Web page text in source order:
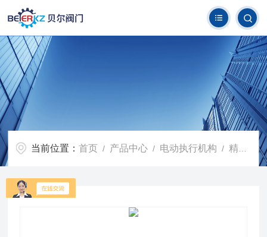
当前位置：首页 / 产品中心 / 电动执行机构 / 精小型电动执行机构